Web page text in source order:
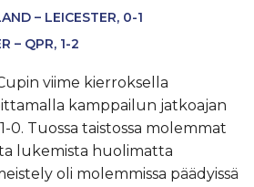
– LEICESTER, 0-1
– QPR, 1-2
viime kierroksella
kamppailun jatkoajan
0. Tuossa taistossa molemmat
lukemista huolimatta
oli molemmissa päädyissä